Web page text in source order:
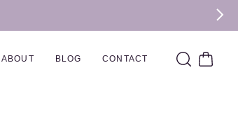
ABOUT BLOG CONTACT